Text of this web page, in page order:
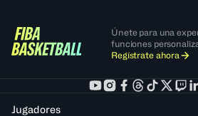
Únete para una
funciones
Regístrate ahora
Jugadores